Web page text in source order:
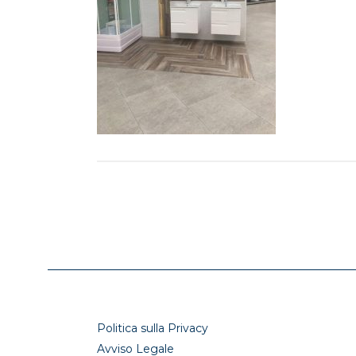
Politica sulla Privacy
Avviso Legale